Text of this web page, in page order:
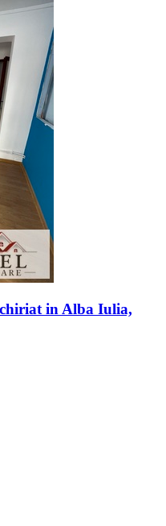
in Alba Iulia,